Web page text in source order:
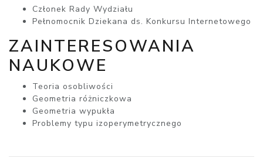
Członek Rady Wydziału
Pełnomocnik Dziekana ds. Konkursu Internetowego
ZAINTERESOWANIA
NAUKOWE
Teoria osobliwości
Geometria różniczkowa
Geometria wypukła
Problemy typu izoperymetrycznego